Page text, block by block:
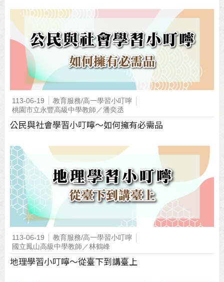
113-06-19
教育服務/高一學習小叮嚀
桃園市立永豐高級中學教師／潘奕丞
公民與社會學習小叮嚀～如何擁有必需品
113-06-19
教育服務/高一學習小叮嚀
國立鳳山高級中學教師／林鶴峰
地理學習小叮嚀～從臺下到講臺上